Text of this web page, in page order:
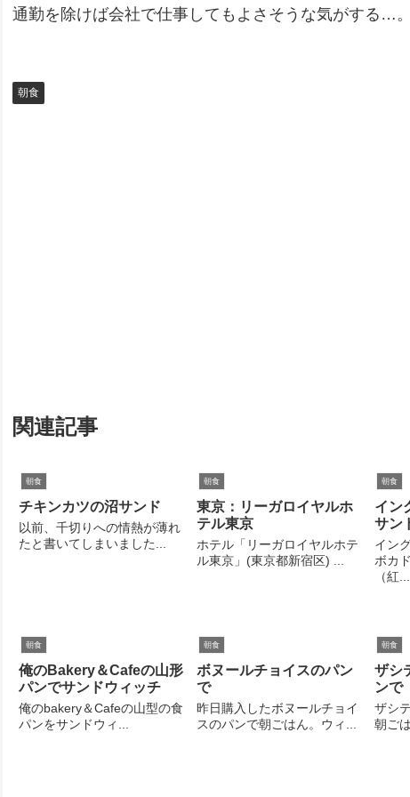
通勤を除けば会社で仕事してもよさそうな気がする…
朝食
関連記事
朝食
チキンカツの沼サンド
以前、千切りへの情熱が薄れ
たと書いてしまいました...
朝食
東京：リーガロイヤルホ
テル東京
ホテル「リーガロイヤルホテ
ル東京」(東京都新宿区) ...
朝食
イン
サン
イン
ボカ
（紅...
朝食
俺のBakery＆Cafeの山形
パンでサンドウィッチ
俺のbakery＆Cafeの山型の食
パンをサンドウィ...
朝食
ボヌールチョイスのパン
で
昨日購入したボヌールチョイ
スのパンで朝ごはん。ウィ...
朝食
ザシ
ンで
ザシ
朝ご